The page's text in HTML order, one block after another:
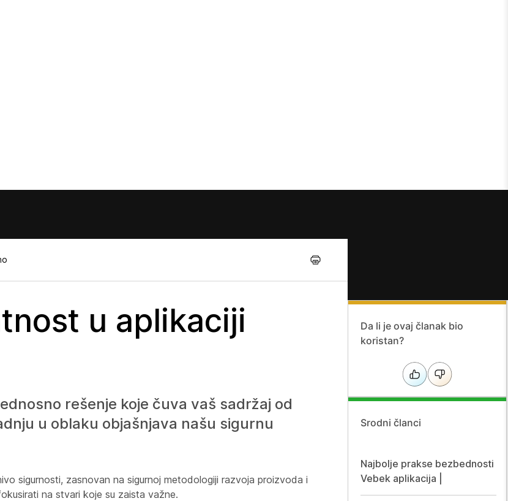
u aplikaciji
rešenje koje čuva vaš sadržaj od
u oblaku objašnjava našu sigurnu
sigurnosti, zasnovan na sigurnoj metodologiji razvoja proizvoda i
na stvari koje su zaista važne.
Da li je ovaj članak bio
koristan?
Srodni članci
Najbolje prakse bezbednosti
Vebek aplikacija |